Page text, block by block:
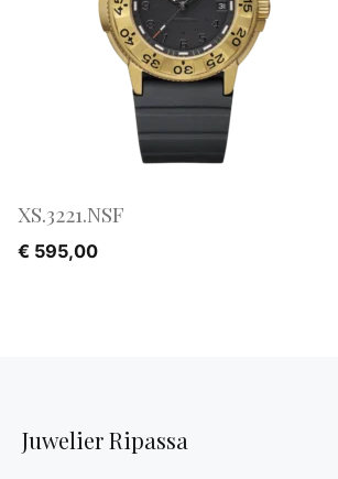
XS.3221.NSF
€ 595,00
Juwelier Ripassa